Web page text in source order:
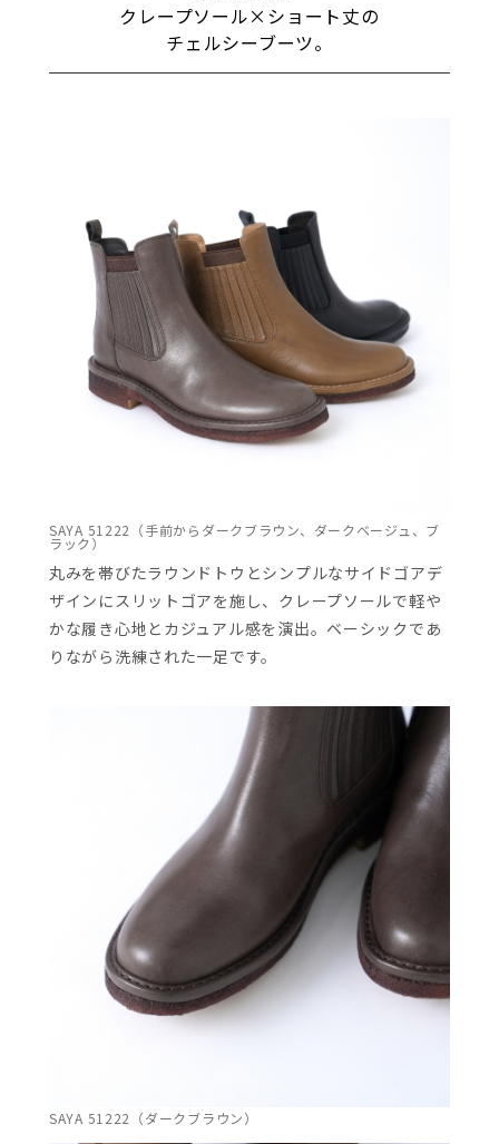
クレープソール×ショート丈の
チェルシーブーツ。
SAYA 51222（手前からダークブラウン、ダークベージュ、ブ
ラック）
丸みを帯びたラウンドトウとシンプルなサイドゴアデ
ザインにスリットゴアを施し、クレープソールで軽や
かな履き心地とカジュアル感を演出。ベーシックであ
りながら洗練された一足です。
SAYA 51222（ダークブラウン）